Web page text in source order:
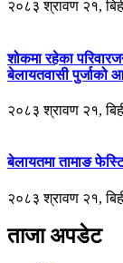
२०८३ श्रावण २१,
शोकमा रहेका
बेलायतवासी पुर्जाको
२०८३ श्रावण २१,
बेलायतमा तामाङ
२०८३ श्रावण २१,
ताजा अपडेट